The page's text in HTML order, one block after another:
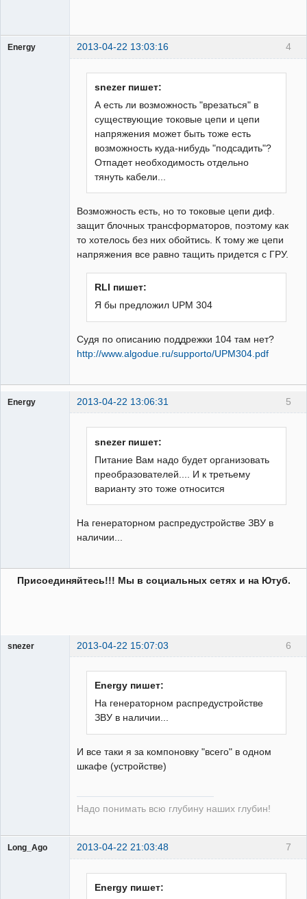
4
Energy 2013-04-22 13:03:16
snezer пишет:
А есть ли возможность "врезаться" в
существующие токовые цепи и цепи
напряжения может быть тоже есть
возможность куда-нибудь "подсадить"?
Отпадет необходимость отдельно
тянуть кабели...
Возможность есть, но то токовые цепи диф.
защит блочных трансформаторов, поэтому как
то хотелось без них обойтись. К тому же цепи
напряжения все равно тащить придется с ГРУ.
RLI пишет:
Я бы предложил UPM 304
Судя по описанию поддрежки 104 там нет?
http://www.algodue.ru/supporto/UPM304.pdf
5
Energy 2013-04-22 13:06:31
snezer пишет:
Питание Вам надо будет организовать
преобразователей.... И к третьему
варианту это тоже относится
На генераторном распредустройстве ЗВУ в
наличии...
Присоединяйтесь!!! Мы в социальных сетях и на Ютуб.
6
snezer 2013-04-22 15:07:03
Energy пишет:
На генераторном распредустройстве
ЗВУ в наличии...
И все таки я за компоновку "всего" в одном
шкафе (устройстве)
Надо понимать всю глубину наших глубин!
7
Long_Ago 2013-04-22 21:03:48
Energy пишет: